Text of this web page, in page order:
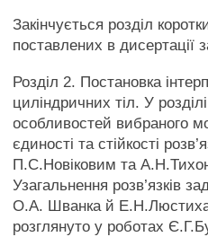
Закінчується розділ
поставлених в дисертації
Розділ 2. Постановка
циліндричних тіл. У
особливостей вибраного
єдиності та стійкості
П.С.Новіковим та
Узагальнення розв’язків
О.А. Шванка й Е.Н.Люстиха.
розглянуто у роботах